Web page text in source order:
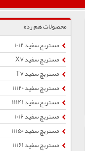
محصولات هم رده
مستربچ سفید 1012
مستربچ سفید X7
مستربچ سفید T7
مستربچ سفید 11120
مستربچ سفید 11141
مستربچ سفید 1016
مستربچ سفید 11150
مستربچ سفید 11161